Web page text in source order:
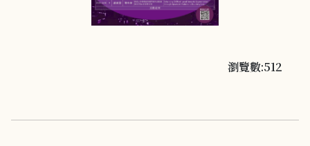
瀏覽數:512